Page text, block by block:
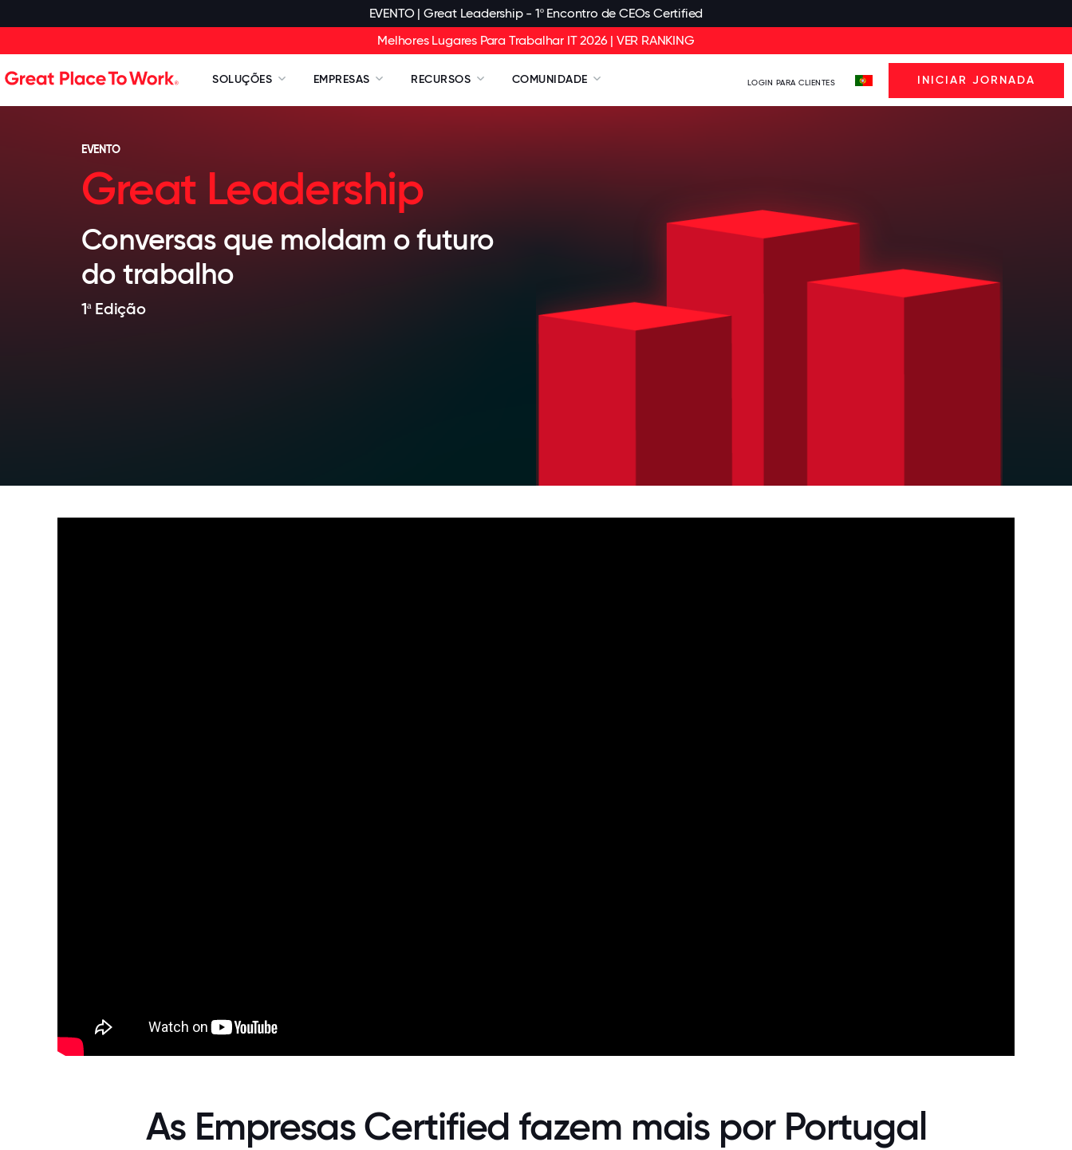
EVENTO | Great Leadership - 1º Encontro de CEOs Certified
Melhores Lugares Para Trabalhar IT 2026 | VER RANKING
SOLUÇÕES EMPRESAS RECURSOS COMUNIDADE LOGIN PARA CLIENTES INICIAR JORNADA
EVENTO
Great Leadership
Conversas que moldam o futuro
do trabalho
1ª Edição
As Empresas Certified fazem mais por Portugal